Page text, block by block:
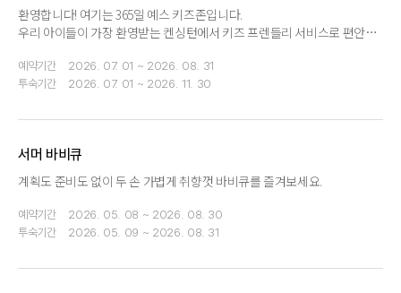
환영합니다! 여기는 365일 예스 키즈존입니다.
우리 아이들이 가장 환영받는 켄싱턴에서 키즈 프렌들리 서비스로 편안한
예약기간
2026. 07. 01 ~ 2026. 08. 31
투숙기간
2026. 07. 01 ~ 2026. 11. 30
서머 바비큐
계획도 준비도 없이 두 손 가볍게 취향껏 바비큐를 즐겨보세요.
예약기간
2026. 05. 08 ~ 2026. 08. 30
투숙기간
2026. 05. 09 ~ 2026. 08. 31